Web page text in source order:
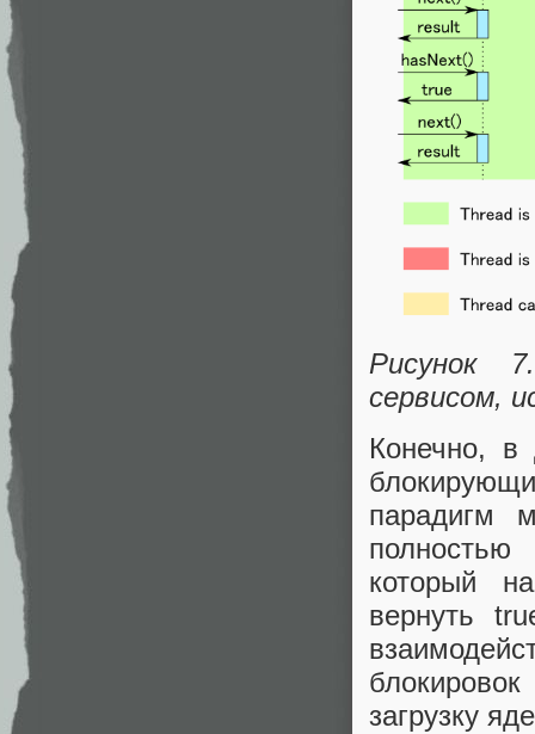
Рисунок
сервисом,
Конечно,
парадигм
который
вернуть
загрузку